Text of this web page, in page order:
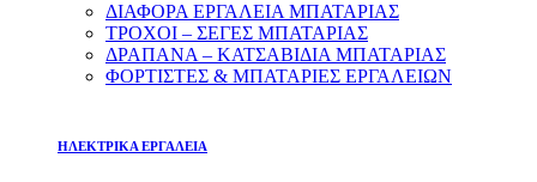
ΔΙΑΦΟΡΑ ΕΡΓΑΛΕΙΑ ΜΠΑΤΑΡΙΑΣ
ΤΡΟΧΟΙ – ΣΕΓΕΣ ΜΠΑΤΑΡΙΑΣ
ΔΡΑΠΑΝΑ – ΚΑΤΣΑΒΙΔΙΑ ΜΠΑΤΑΡΙΑΣ
ΦΟΡΤΙΣΤΕΣ & ΜΠΑΤΑΡΙΕΣ ΕΡΓΑΛΕΙΩΝ
ΗΛΕΚΤΡΙΚΑ ΕΡΓΑΛΕΙΑ